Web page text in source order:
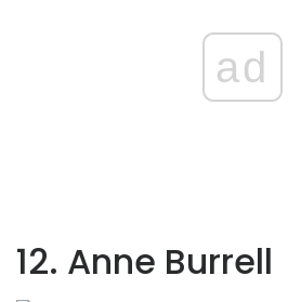
ad
12. Anne Burrell